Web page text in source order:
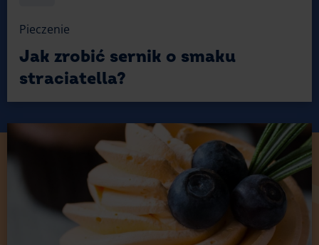
Pieczenie
Jak zrobić sernik o smaku
straciatella?